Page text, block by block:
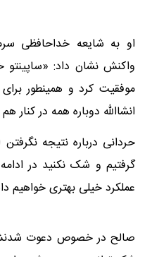
او به شایعه خداحافظی
واکنش نشان داد: «ساپینتو
موفقیت کرد و همینطور برای
انشاالله دوباره همه در کنار
حردانی درباره نتیجه
گرفتیم و شک نکنید در
عملکرد خیلی بهتری خواهیم
صالح در خصوص دعوت شدنش